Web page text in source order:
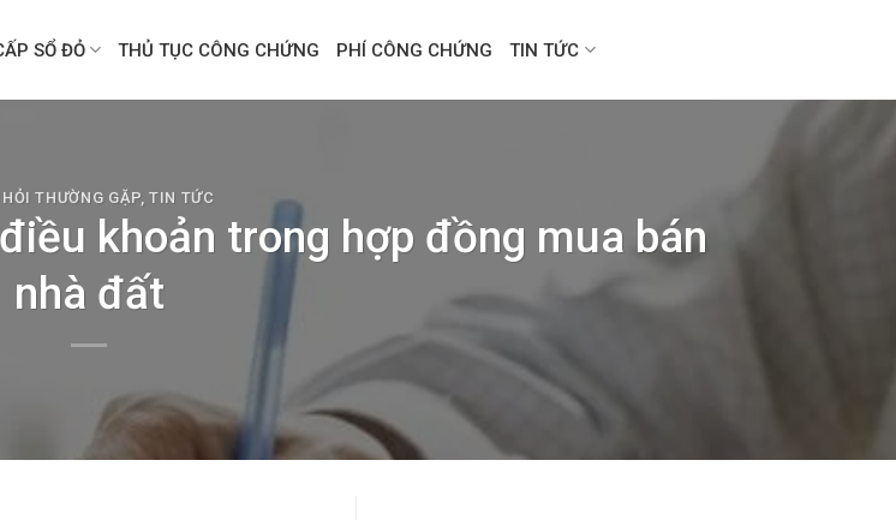
SỔ ĐỎ THỦ TỤC CÔNG CHỨNG PHÍ CÔNG CHỨNG TIN TỨC
THƯỜNG GẶP,TIN TỨC
khoản trong hợp đồng mua bán
nhà đất